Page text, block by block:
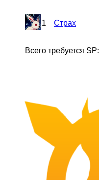
1 Страх
Всего требуется SP: